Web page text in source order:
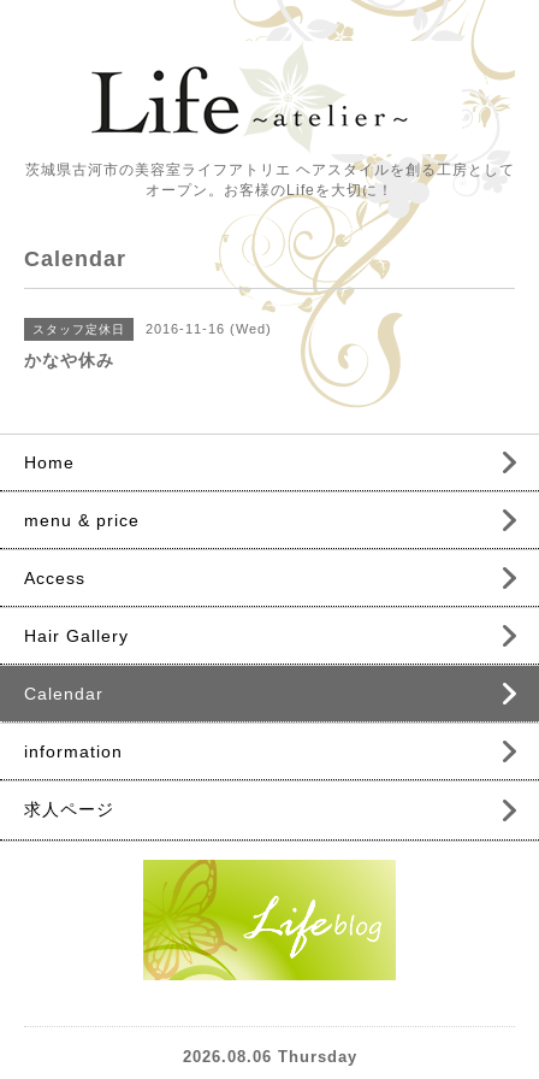
茨城県古河市の美容室ライフアトリエ ヘアスタイルを創る工房として
オープン。お客様のLifeを大切に！
Calendar
スタッフ定休日 2016-11-16 (Wed)
かなや休み
Home
menu & price
Access
Hair Gallery
Calendar
information
求人ページ
2026.08.06 Thursday